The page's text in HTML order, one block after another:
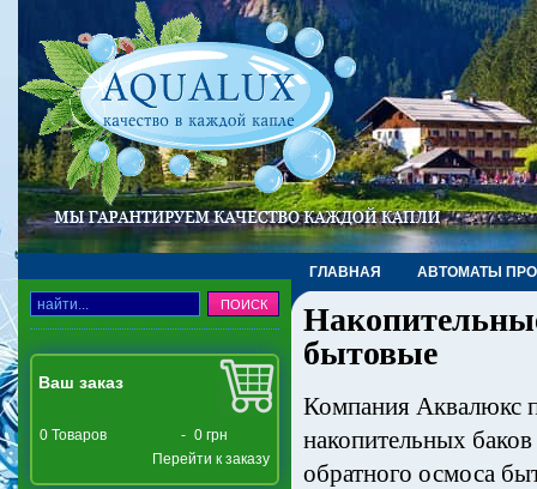
ГЛАВНАЯ АВТОМАТЫ
ТРУБЫ, ФИТИНГИ, КРАНЫ
Ваш заказ
0 Товаров - 0 грн
Перейти к заказу
бытовые
Компания Аквалюкс
накопительных
обратного осмоса